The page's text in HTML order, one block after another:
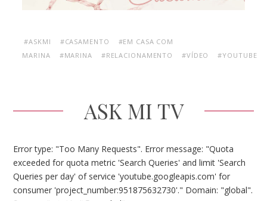
#ASKMI #CASAMENTO
#EM CASA COM
MARINA
#MARINA #RELACIONAMENTO #VÍDEO #YOUTUBE
ASK MI TV
Error type: "Too Many Requests". Error message: "Quota
exceeded for quota metric 'Search Queries' and limit 'Search
Queries per day' of service 'youtube.googleapis.com' for
consumer 'project_number:951875632730'." Domain: "global".